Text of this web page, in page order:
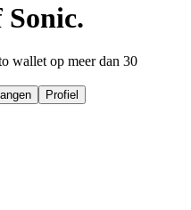
Sonic.
wallet op meer dan 30
Profiel